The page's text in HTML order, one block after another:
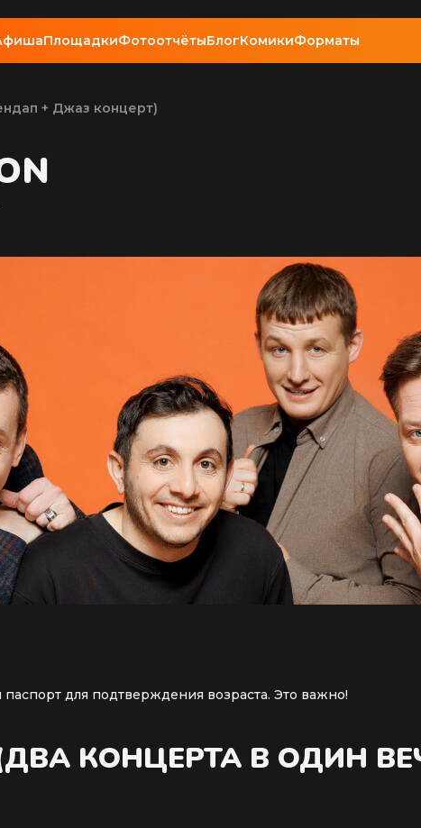
ПлощадкиФотоотчётыБлогКомикиФорматы
+ Джаз концерт)
паспорт для подтверждения возраста. Это важно!
(ДВА КОНЦЕРТА В ОДИН